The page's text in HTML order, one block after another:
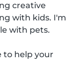
creative
with kids. I'm
with pets.
to help your